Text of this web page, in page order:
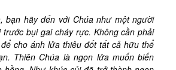
bạn hãy đến với Chúa như một người
trước bụi gai cháy rực. Không cần phải
cho ánh lửa thiêu đốt tất cả hữu thể
Thiên Chúa là ngọn lửa muốn biến